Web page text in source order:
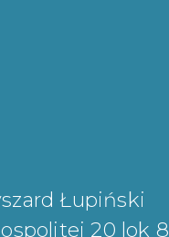
Łupiński
20 lok